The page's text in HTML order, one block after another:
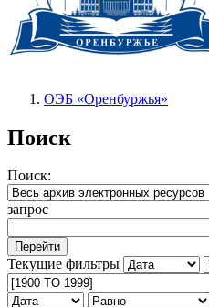
ОЭБ «Оренбуржья»
Поиск
Поиск:
запрос
Текущие фильтры